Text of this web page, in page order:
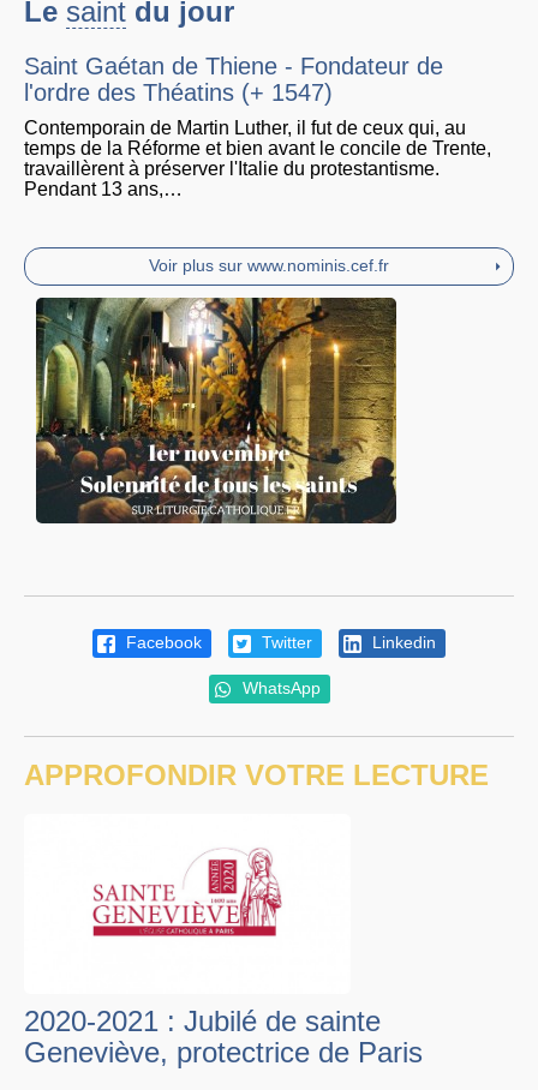
Le saint du jour
Saint Gaétan de Thiene - Fondateur de
l'ordre des Théatins (+ 1547)
Contemporain de Martin Luther, il fut de ceux qui, au
temps de la Réforme et bien avant le concile de Trente,
travaillèrent à préserver l'Italie du protestantisme.
Pendant 13 ans,…
Voir plus sur www.nominis.cef.fr
Facebook Twitter Linkedin
WhatsApp
APPROFONDIR VOTRE LECTURE
2020-2021 : Jubilé de sainte
Geneviève, protectrice de Paris